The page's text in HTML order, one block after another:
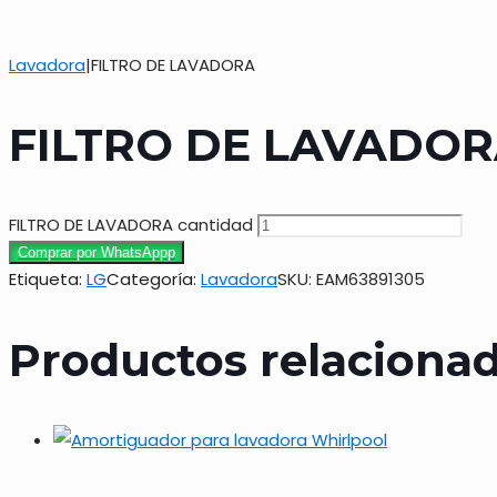
Lavadora|FILTRO DE LAVADORA
FILTRO DE
FILTRO DE LAVADORA cantidad
Comprar por WhatsAppp
Etiqueta: LGCategoría: LavadoraSKU: EAM63891305
Productos